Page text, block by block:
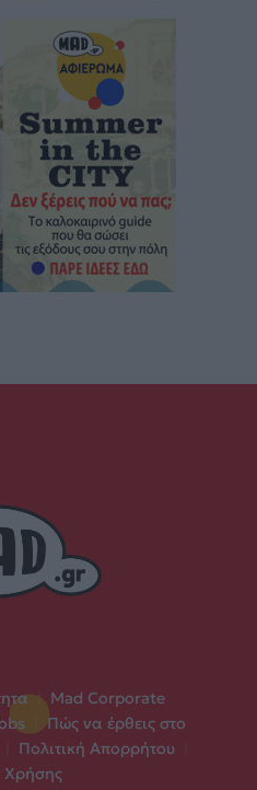
| Mad Corporate
Πώς να έρθεις στο
Πολιτική Απορρήτου
Χρήσης